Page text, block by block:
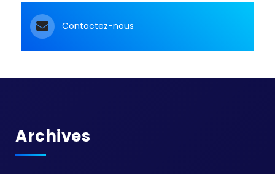
Contactez-nous
Archives